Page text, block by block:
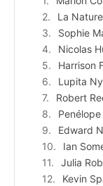
La
Sophie
Nicolas
Harrison
Lupita
Robert
Penélope
Edward
Ian
Julia
Kevin